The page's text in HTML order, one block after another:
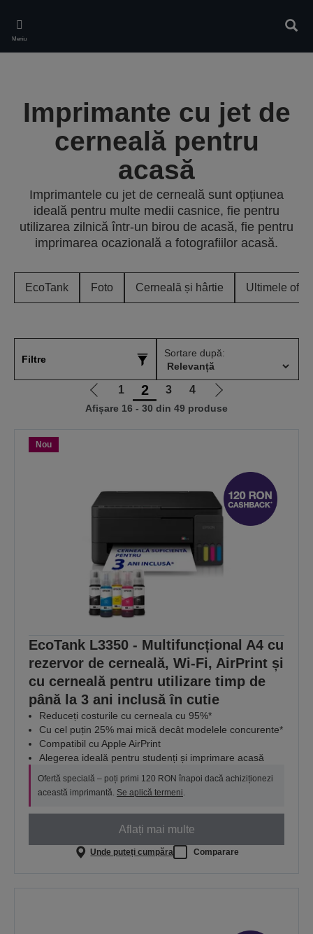
main
content
Meniu
Imprimante cu jet de
cerneală pentru
acasă
Imprimantele cu jet de cerneală sunt opțiunea
ideală pentru multe medii casnice, fie pentru
utilizarea zilnică într-un birou de acasă, fie pentru
imprimarea ocazională a fotografiilor acasă.
EcoTank Foto Cerneală și hârtie Ultimele
Filtre
Sortare după:
Mergi
la
1 2 3 4
Mergi
la
Afișare 16 - 30 din 49 produse
Nou
EcoTank L3350 - Multifuncțional A4 cu
rezervor de cerneală, Wi-Fi, AirPrint și
cu cerneală pentru utilizare timp de
până la 3 ani inclusă în cutie
Reduceți costurile cu cerneala cu 95%*
Cu cel puțin 25% mai mică decât modelele concurente*
Compatibil cu Apple AirPrint
Alegerea ideală pentru studenți și imprimare acasă
Ofertă specială – poți primi 120 RON înapoi dacă achiziționezi
această imprimantă. Se aplică termeni.
Aflați mai multe
Unde puteți cumpăra Comparare